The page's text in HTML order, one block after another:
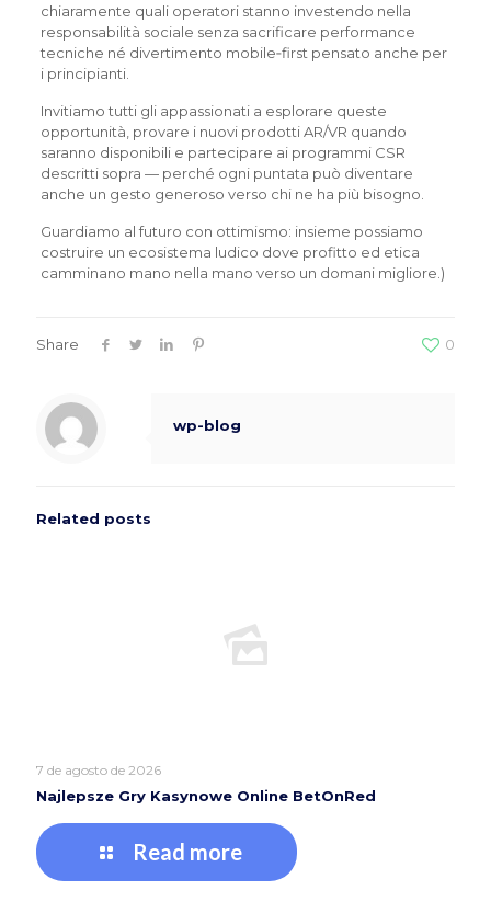
chiaramente quali operatori stanno investendo nella
responsabilità sociale senza sacrificare performance
tecniche né divertimento mobile‑first pensato anche per
i principianti.
Invitiamo tutti gli appassionati a esplorare queste
opportunità, provare i nuovi prodotti AR/VR quando
saranno disponibili e partecipare ai programmi CSR
descritti sopra — perché ogni puntata può diventare
anche un gesto generoso verso chi ne ha più bisogno.
Guardiamo al futuro con ottimismo: insieme possiamo
costruire un ecosistema ludico dove profitto ed etica
camminano mano nella mano verso un domani migliore.)
Share 0
wp-blog
Related posts
7 de agosto de 2026
Najlepsze Gry Kasynowe Online BetOnRed
Read more